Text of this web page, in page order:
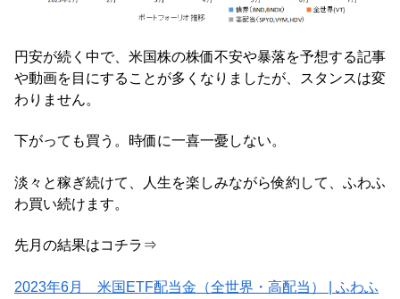
円安が続く中で、米国株の株価不安や暴落を予想する記事
や動画を目にすることが多くなりましたが、スタンスは変
わりません。
下がっても買う。時価に一喜一憂しない。
淡々と稼ぎ続けて、人生を楽しみながら倹約して、ふわふ
わ買い続けます。
先月の結果はコチラ⇒
2023年6月 米国ETF配当金（全世界・高配当） | ふわふ